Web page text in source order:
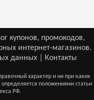
купонов, промокодов,
интернет-магазинов.
данных
Контакты
характер и ни при каких
положениями статьи
РФ.